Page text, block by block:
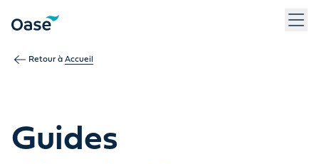
Retour à Accueil
Guides